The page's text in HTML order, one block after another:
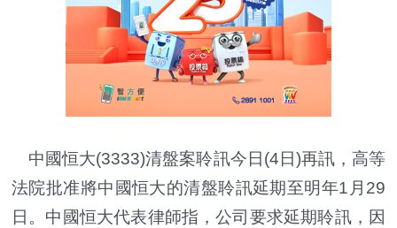
中國恒大(3333)清盤案聆訊今日(4日)再訊，高等
法院批准將中國恒大的清盤聆訊延期至明年1月29
日。中國恒大代表律師指，公司要求延期聆訊，因